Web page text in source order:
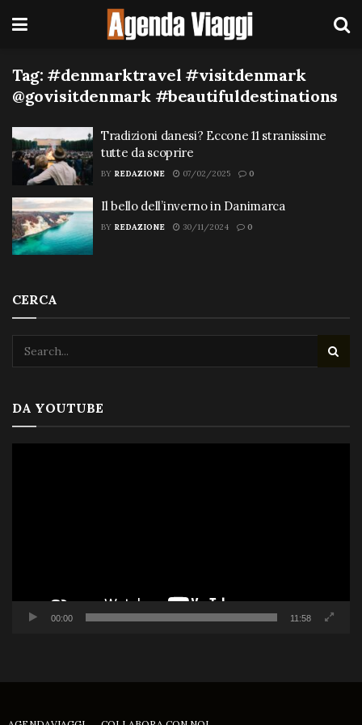
Tag: #denmarktravel #visitdenmark
@govisitdenmark #beautifuldestinations
Tradizioni danesi? Eccone 11 stranissime
tutte da scoprire
BY REDAZIONE 07/02/2025 0
Il bello dell’inverno in Danimarca
BY REDAZIONE 30/11/2024 0
CERCA
DA YOUTUBE
00:00 11:58